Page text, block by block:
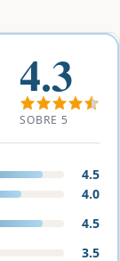
4.3
SOBRE 5
4.5
4.0
4.5
3.5